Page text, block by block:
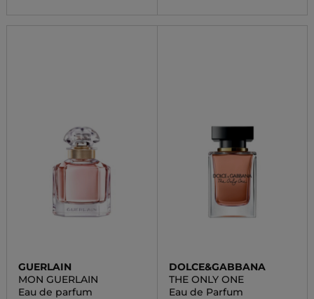
GUERLAIN
MON GUERLAIN
Eau de parfum
DOLCE&GABBANA
THE ONLY ONE
Eau de Parfum